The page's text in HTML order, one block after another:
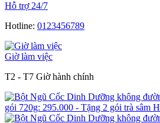
Hỗ trợ 24/7
Hotline: 0123456789
Giờ làm việc
T2 - T7 Giờ hành chính